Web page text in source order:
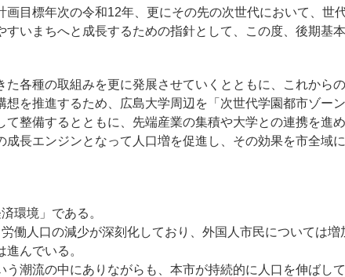
画目標年次の令和12年、更にその先の次世代において、世
すいまちへと成長するための指針として、この度、後期基
た各種の取組みを更に発展させていくとともに、これから
を推進するため、広島大学周辺を「次世代学園都市ゾーン
て整備するとともに、先端産業の集積や大学との連携を進
成長エンジンとなって人口増を促進し、その効果を市全域
環境」である。
働人口の減少が深刻化しており、外国人市民については増
んでいる。
う潮流の中にありながらも、本市が持続的に人口を伸ばし